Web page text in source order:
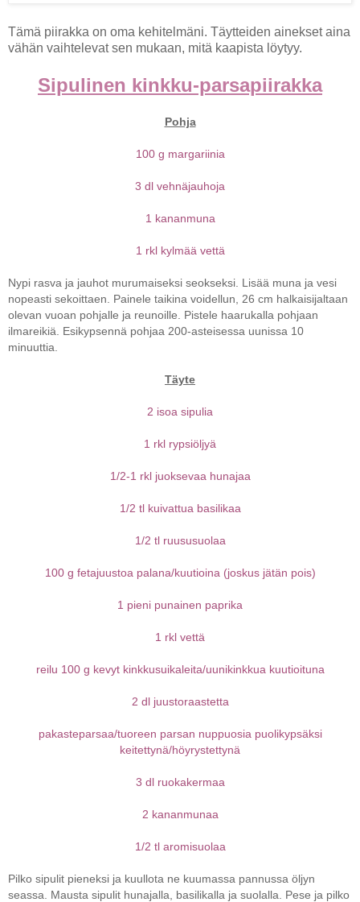
Tämä piirakka on oma kehitelmäni. Täytteiden ainekset aina
vähän vaihtelevat sen mukaan, mitä kaapista löytyy.
Sipulinen kinkku-parsapiirakka
Pohja
100 g margariinia
3 dl vehnäjauhoja
1 kananmuna
1 rkl kylmää vettä
Nypi rasva ja jauhot murumaiseksi seokseksi. Lisää muna ja vesi
nopeasti sekoittaen. Painele taikina voidellun, 26 cm halkaisijaltaan
olevan vuoan pohjalle ja reunoille. Pistele haarukalla pohjaan
ilmareikiä. Esikypsennä pohjaa 200-asteisessa uunissa 10
minuuttia.
Täyte
2 isoa sipulia
1 rkl rypsiöljyä
1/2-1 rkl juoksevaa hunajaa
1/2 tl kuivattua basilikaa
1/2 tl ruususuolaa
100 g fetajuustoa palana/kuutioina (joskus jätän pois)
1 pieni punainen paprika
1 rkl vettä
reilu 100 g kevyt kinkkusuikaleita/uunikinkkua kuutioituna
2 dl juustoraastetta
pakasteparsaa/tuoreen parsan nuppuosia puolikypsäksi
keitettynä/höyrystettynä
3 dl ruokakermaa
2 kananmunaa
1/2 tl aromisuolaa
Pilko sipulit pieneksi ja kuullota ne kuumassa pannussa öljyn
seassa. Mausta sipulit hunajalla, basilikalla ja suolalla. Pese ja pilko